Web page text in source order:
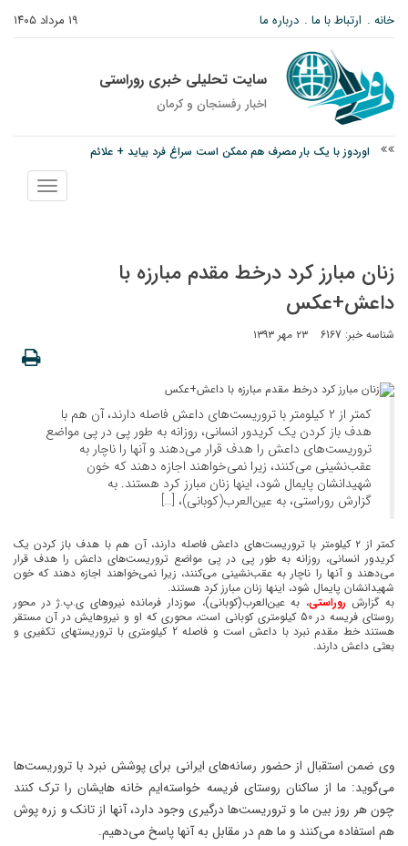
۱۹ مرداد ۱۴۰۵ خانه ارتباط با ما درباره ما
سایت تحلیلی خبری روراستی
اخبار رفسنجان و كرمان
اوردوز با یک بار مصرف هم ممکن است سراغ فرد بیاید + علائم
درخشش دانشجوی ولیعصر رفسنجان در جشنواره قرآن و عترت کشور
نمایش
منو
زنان مبارز کرد درخط مقدم مبارزه با
داعش+عکس
شناسه خبر: 6167 ۲۳ مهر ۱۳۹۳
کمتر از ۲ کیلومتر با تروریست‌های داعش فاصله دارند، آن هم با
هدف باز کردن یک کریدور انسانی، روزانه به طور پی در پی مواضع
تروریست‌های داعش را هدف قرار می‌دهند و آنها را ناچار به
عقب‌نشینی می‌کنند، زیرا نمی‌خواهند اجازه دهند که خون
شهیدانشان پایمال شود، اینها زنان مبارز کرد هستند. به
گزارش روراستی، به عین‌العرب(کوبانی)، […]
کمتر از ۲ کیلومتر با تروریست‌های داعش فاصله دارند، آن هم با هدف باز کردن یک
کریدور انسانی، روزانه به طور پی در پی مواضع تروریست‌های داعش را هدف قرار
می‌دهند و آنها را ناچار به عقب‌نشینی می‌کنند، زیرا نمی‌خواهند اجازه دهند که خون
شهیدانشان پایمال شود، اینها زنان مبارز کرد هستند.
به گزارش روراستی، به عین‌العرب(کوبانی)، سوزدار فرمانده نیروهای ی.پ.ژ در محور
روستای فریسه در 50 کیلومتری کوبانی است، محوری که او و نیروهایش در آن مستقر
هستند خط مقدم نبرد با داعش است و فاصله 2 کیلومتری با تروریستهای تکفیری و
بعثی داعش دارند.
وی ضمن استقبال از حضور رسانه‌های ایرانی برای پوشش نبرد با تروریست‌ها
می‌گوید: ما از ساکنان روستای فریسه خواسته‌ایم خانه هایشان را ترک کنند
چون هر روز بین ما و تروریست‌ها درگیری وجود دارد، آنها از تانک و زره پوش
هم استفاده می‌کنند و ما هم در مقابل به آنها پاسخ می‌دهیم.